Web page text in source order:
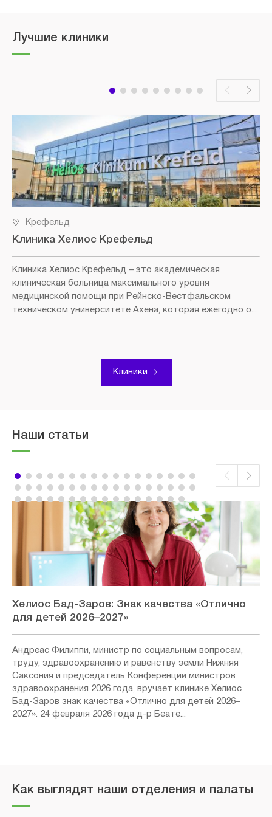
Лучшие клиники
Крефельд
Клиника Хелиос Крефельд
Клиника Хелиос Крефельд – это академическая
клиническая больница максимального уровня
медицинской помощи при Рейнско-Вестфальском
техническом университете Ахена, которая ежегодно о...
Клиники
Наши статьи
Хелиос Бад-Заров: Знак качества «Отлично
для детей 2026–2027»
Андреас Филиппи, министр по социальным вопросам,
труду, здравоохранению и равенству земли Нижняя
Саксония и председатель Конференции министров
здравоохранения 2026 года, вручает клинике Хелиос
Бад-Заров знак качества «Отлично для детей 2026–
2027». 24 февраля 2026 года д-р Беате...
Как выглядят наши отделения и палаты